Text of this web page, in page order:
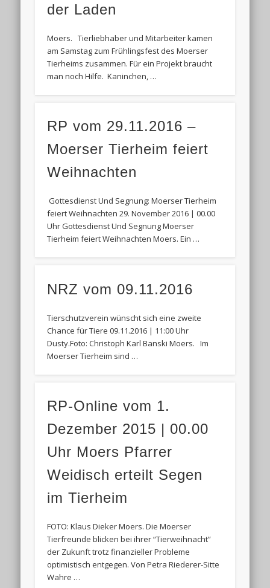
der Laden
Moers. Tierliebhaber und Mitarbeiter kamen
am Samstag zum Frühlingsfest des Moerser
Tierheims zusammen. Für ein Projekt braucht
man noch Hilfe. Kaninchen, …
RP vom 29.11.2016 –
Moerser Tierheim feiert
Weihnachten
Gottesdienst Und Segnung: Moerser Tierheim
feiert Weihnachten 29. November 2016 | 00.00
Uhr Gottesdienst Und Segnung Moerser
Tierheim feiert Weihnachten Moers. Ein …
NRZ vom 09.11.2016
Tierschutzverein wünscht sich eine zweite
Chance für Tiere 09.11.2016 | 11:00 Uhr
Dusty.Foto: Christoph Karl Banski Moers. Im
Moerser Tierheim sind …
RP-Online vom 1.
Dezember 2015 | 00.00
Uhr Moers Pfarrer
Weidisch erteilt Segen
im Tierheim
FOTO: Klaus Dieker Moers. Die Moerser
Tierfreunde blicken bei ihrer “Tierweihnacht”
der Zukunft trotz finanzieller Probleme
optimistisch entgegen. Von Petra Riederer-Sitte
Wahre …